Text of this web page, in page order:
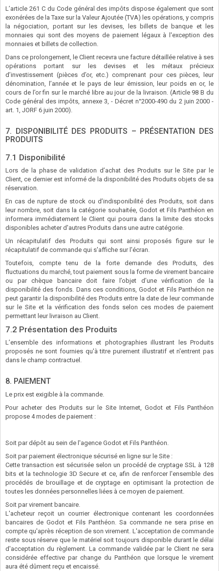
L’article 261 C du Code général des impôts dispose également que sont
exonérées de la Taxe sur la Valeur Ajoutée (TVA) les opérations, y compris
la négociation, portant sur les devises, les billets de banque et les
monnaies qui sont des moyens de paiement légaux à l'exception des
monnaies et billets de collection.
Dans ce prolongement, le Client recevra une facture détaillée relative à ses
opérations portant sur les devises et les métaux précieux
d’investissement (pièces d’or, etc.) comprenant pour ces pièces, leur
dénomination, l’année et le pays de leur émission, leur poids en or, le
cours de l’or fin sur le marché libre au jour de la livraison. (Article 98 B du
Code général des impôts, annexe 3, - Décret n°2000-490 du 2 juin 2000 -
art. 1, JORF 6 juin 2000).
7. DISPONIBILITÉ DES PRODUITS – PRÉSENTATION DES
PRODUITS
7.1 Disponibilité
Lors de la phase de validation d’achat des Produits sur le Site par le
Client, ce dernier est informé de la disponibilité des Produits objets de sa
réservation.
En cas de rupture de stock ou d’indisponibilité des Produits, soit dans
leur nombre, soit dans la catégorie souhaitée, Godot et Fils Panthéon en
informera immédiatement le Client qui pourra dans la limite des stocks
disponibles acheter d'autres Produits dans une autre catégorie.
Un récapitulatif des Produits qui sont ainsi proposés figure sur le
récapitulatif de commande qui s'affiche sur l'écran.
Toutefois, compte tenu de la forte demande des Produits, des
fluctuations du marché, tout paiement sous la forme de virement bancaire
ou par chèque bancaire doit faire l’objet d’une vérification de la
disponibilité des fonds. Dans ces conditions, Godot et Fils Panthéon ne
peut garantir la disponibilité des Produits entre la date de leur commande
sur le Site et la vérification des fonds selon ces modes de paiement
permettant leur livraison au Client.
7.2 Présentation des Produits
L’ensemble des informations et photographies illustrant les Produits
proposés ne sont fournies qu'à titre purement illustratif et n'entrent pas
dans le champ contractuel.
8. PAIEMENT
Le prix est exigible à la commande.
Pour acheter des Produits sur le Site Internet, Godot et Fils Panthéon
propose 4 modes de paiement :
Soit par dépôt au sein de l'agence Godot et Fils Panthéon.
Soit par paiement électronique sécurisé en ligne sur le Site :
Cette transaction est sécurisée selon un procédé de cryptage SSL à 128
bits et la technologie 3D Secure et ce, afin de renforcer l'ensemble des
procédés de brouillage et de cryptage en optimisant la protection de
toutes les données personnelles liées à ce moyen de paiement.
Soit par virement bancaire.
L'acheteur reçoit un courrier électronique contenant les coordonnées
bancaires de Godot et Fils Panthéon. Sa commande ne sera prise en
compte qu'après réception de son virement. L'acceptation de commande
reste sous réserve que le matériel soit toujours disponible durant le délai
d'acceptation du règlement. La commande validée par le Client ne sera
considérée effective par change du Panthéon que lorsque le virement
aura été dûment reçu et encaissé.